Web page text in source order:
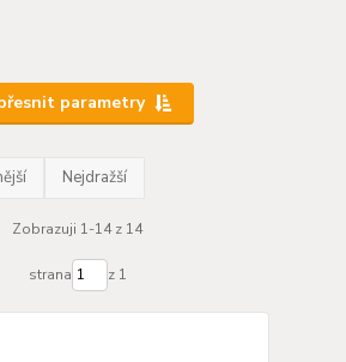
parametry
Nejdražší
Zobrazuji 1-14 z 14
strana z 1